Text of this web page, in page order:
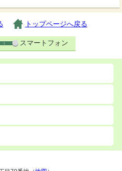
トップページへ戻る
スマートフォン